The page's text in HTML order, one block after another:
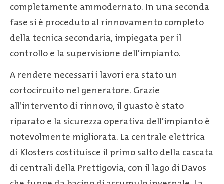
completamente ammodernato. In una seconda
fase si è proceduto al rinnovamento completo
della tecnica secondaria, impiegata per il
controllo e la supervisione dell’impianto.
A rendere necessari i lavori era stato un
cortocircuito nel generatore. Grazie
all’intervento di rinnovo, il guasto è stato
riparato e la sicurezza operativa dell’impianto è
notevolmente migliorata. La centrale elettrica
di Klosters costituisce il primo salto della cascata
di centrali della Prettigovia, con il lago di Davos